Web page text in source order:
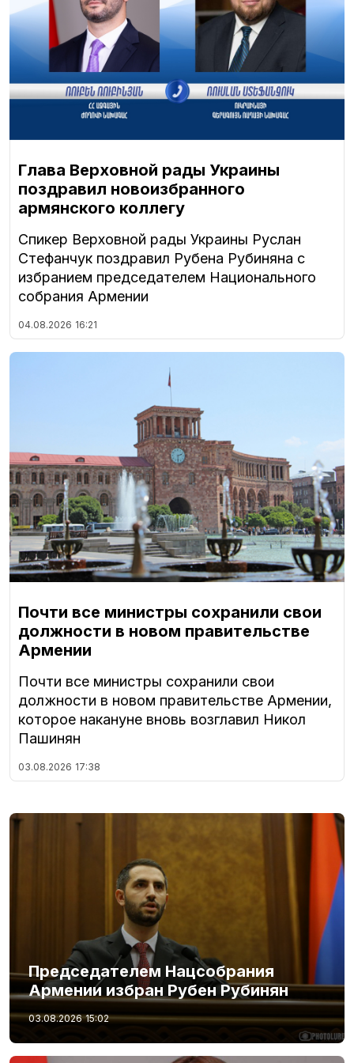
Глава Верховной рады Украины
поздравил новоизбранного
армянского коллегу
Спикер Верховной рады Украины Руслан
Стефанчук поздравил Рубена Рубиняна с
избранием председателем Национального
собрания Армении
04.08.2026 16:21
Почти все министры сохранили свои
должности в новом правительстве
Армении
Почти все министры сохранили свои
должности в новом правительстве Армении,
которое накануне вновь возглавил Никол
Пашинян
03.08.2026 17:38
Председателем Нацсобрания
Армении избран Рубен Рубинян
03.08.2026 15:02